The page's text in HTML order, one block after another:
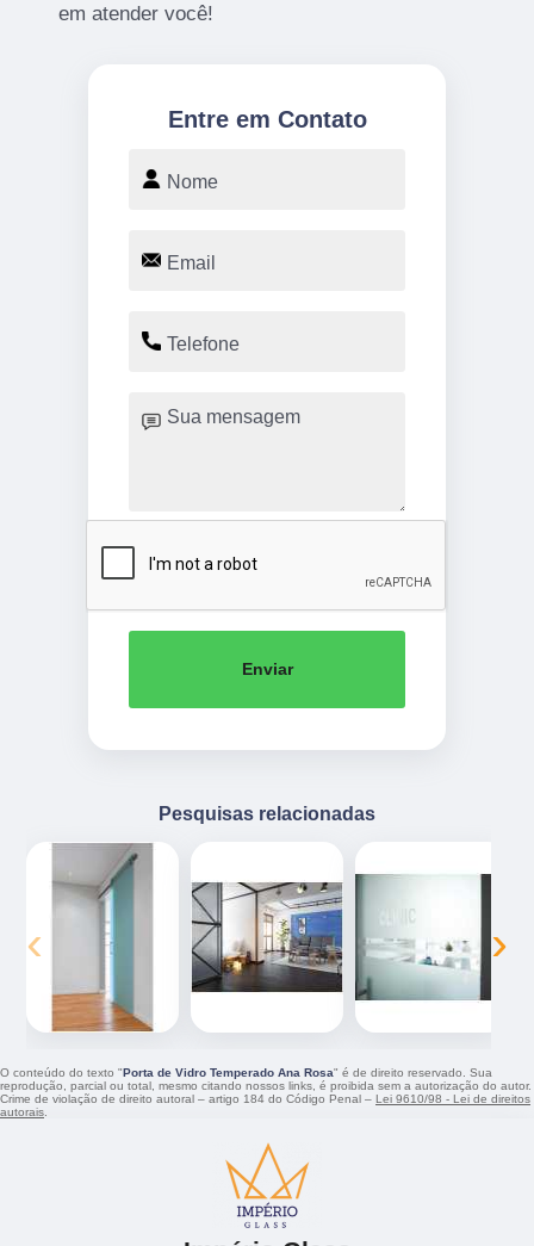
em atender você!
Entre em Contato
Enviar
Pesquisas relacionadas
‹ ›
O conteúdo do texto "Porta de Vidro Temperado Ana Rosa" é de direito reservado. Sua
reprodução, parcial ou total, mesmo citando nossos links, é proibida sem a autorização do autor.
Crime de violação de direito autoral – artigo 184 do Código Penal – Lei 9610/98 - Lei de direitos
autorais.